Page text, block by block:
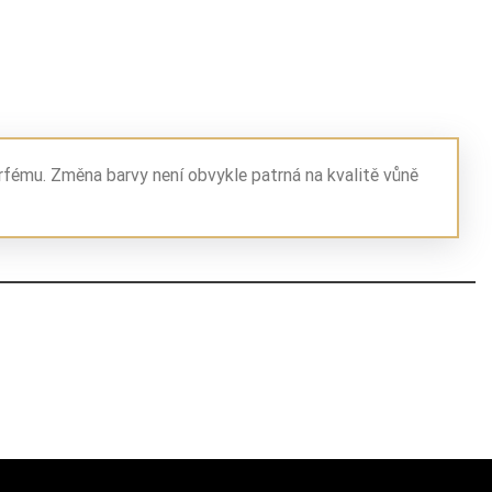
Změna barvy není obvykle patrná na kvalitě vůně